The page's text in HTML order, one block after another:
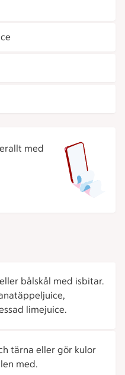
med
bålskål med isbitar.
limejuice.
tärna eller gör kulor
med.